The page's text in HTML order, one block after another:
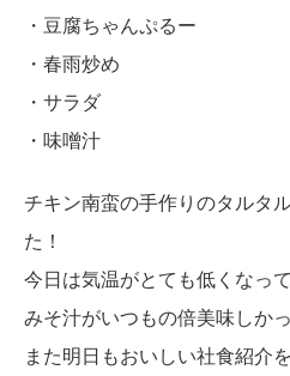
・豆腐ちゃんぷるー
・春雨炒め
・サラダ
・味噌汁
チキン南蛮の手作りのタルタ
た！
今日は気温がとても低くなっ
みそ汁がいつもの倍美味しか
また明日もおいしい社食紹介